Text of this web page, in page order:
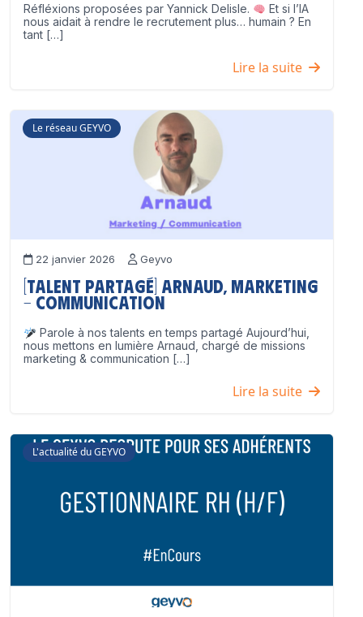
Réfléxions proposées par Yannick Delisle.
Et si l’IA
nous aidait à rendre le recrutement plus… humain ? En
tant […]
Lire la suite
Le réseau GEYVO
22 janvier 2026 Geyvo
[Talent partagé] Arnaud, Marketing
– Communication
Parole à nos talents en temps partagé Aujourd’hui,
nous mettons en lumière Arnaud, chargé de missions
marketing & communication […]
Lire la suite
L'actualité du GEYVO